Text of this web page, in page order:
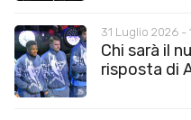
31 Luglio 2026 -
Chi sarà il
risposta di